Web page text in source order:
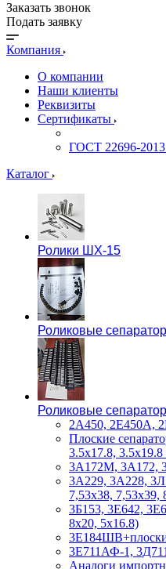
Заказать звонок
Подать заявку
Компания
О компании
Наши клиенты
Реквизиты
Сертификаты
ГОСТ 22696-2013
Каталог
Ролики ШХ-15
Роликовые
Роликовые
2А450, 2Е450А,
Плоские
3.5х17.8,
3А172М, 3А172,
3А229, 3А228,
7,53х38, 7,53х39,
3Б153, 3Е642,
8х20, 5х16.8)
3Е711АФ-1,
Аналоги